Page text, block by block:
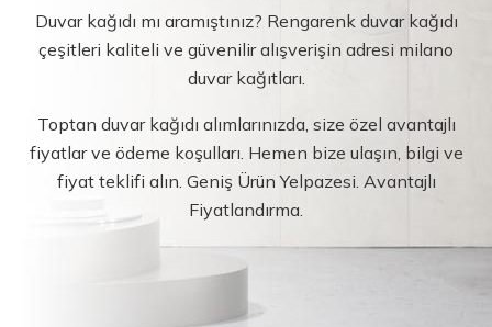
Duvar kağıdı mı aramıştınız? Rengarenk duvar kağıdı
çeşitleri kaliteli ve güvenilir alışverişin adresi milano
duvar kağıtları.
Toptan duvar kağıdı alımlarınızda, size özel avantajlı
fiyatlar ve ödeme koşulları. Hemen bize ulaşın, bilgi ve
fiyat teklifi alın. Geniş Ürün Yelpazesi. Avantajlı
Fiyatlandırma.